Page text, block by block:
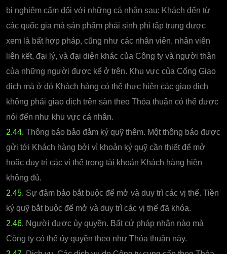
bị nghiêm cấm đối với những cá nhân sau: Khách đến từ
các quốc gia mà sản phẩm phái sinh phi tập trung được
xem là bất hợp pháp, cũng như các nhân viên, nhân viên
liên kết, đại lý, và đại diện khác của Công ty và người thân
của những người được kể ở trên. Khu vực của Cổng Giao
dịch mà ở đó Khách hàng có thể thực hiện các giao dịch
không phải giao dịch trên sàn theo Thỏa thuận có thể được
nói đến như khu vực cá nhân.
2.44. Thông báo bảo đảm ký quỹ thêm. Một thông báo được
gửi tới Khách hàng bởi vì khoản ký quỹ cần thiết để mở
hoặc duy trì các vị thế trong tài khoản Khách hàng hiện
không đủ.
2.45. Sự đảm bảo bắt buộc để mở và duy trì các vị thế. Tiền
ký quỹ bắt buộc để mở và duy trì các vị thế đã khóa.
2.46. Người được ủy quyền. Bất cứ pháp nhân nào mà
Công ty có thể ủy quyền theo như Thỏa thuận này.